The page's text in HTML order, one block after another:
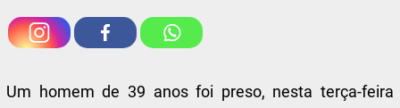
Um homem de 39 anos foi preso, nesta terça-feira